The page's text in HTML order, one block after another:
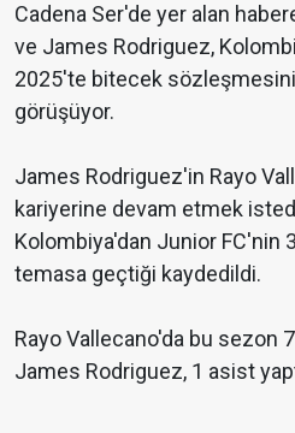
Cadena Ser'de yer alan
ve James Rodriguez,
2025'te bitecek
görüşüyor.
James Rodriguez'in Rayo
kariyerine devam etmek
Kolombiya'dan Junior FC'nin
temasa geçtiği kaydedildi.
Rayo Vallecano'da bu sezon
James Rodriguez, 1 asist